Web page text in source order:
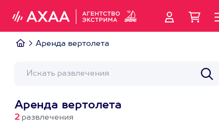
Аренда вертолета
Аренда вертолета
2 развлечения